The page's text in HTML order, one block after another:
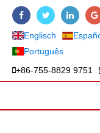
Englisch
Português
+86-755-8829 9751